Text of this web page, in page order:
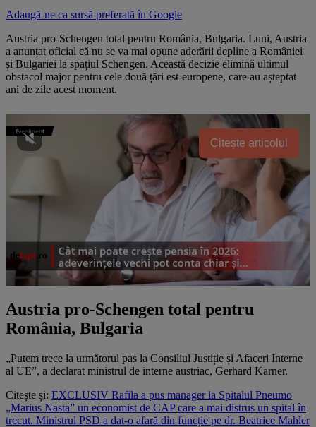
Adaugă-ne ca sursă preferată în Google
Austria pro-Schengen total pentru România, Bulgaria. Luni, Austria
a anunțat oficial că nu se va mai opune aderării depline a României
și Bulgariei la spațiul Schengen. Această decizie elimină ultimul
obstacol major pentru cele două țări est-europene, care au așteptat
ani de zile acest moment.
Citește articolul
Austria pro-Schengen total pentru
România, Bulgaria
„Putem trece la următorul pas la Consiliul Justiție și Afaceri Interne
al UE”, a declarat ministrul de interne austriac, Gerhard Karner.
Citește și: EXCLUSIV Rafila a pus manager la Spitalul Pneumo
„Marius Nasta” un economist de CAP care a mai distrus un spital în
trecut. Ministrul PSD a dat-o afară din funcție pe dr. Beatrice Mahler